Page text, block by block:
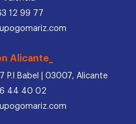
12 99 77
Alicante_
P.I Babel | 03007, Alicante
44 40 02